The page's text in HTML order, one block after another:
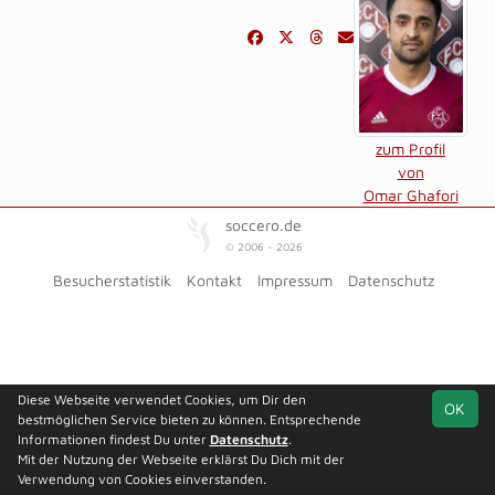
zum Profil
von
Omar Ghafori
soccero.de
© 2006 - 2026
Besucherstatistik Kontakt Impressum Datenschutz
OK
Diese Webseite verwendet Cookies, um Dir den
bestmöglichen Service bieten zu können. Entsprechende
Informationen findest Du unter Datenschutz.
Mit der Nutzung der Webseite erklärst Du Dich mit der
Verwendung von Cookies einverstanden.